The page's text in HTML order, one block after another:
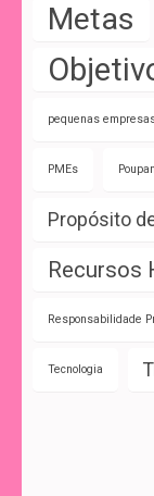
Metas
pequenas
PMEs
Propósito
Recursos
Responsabilidade
Tecnologia